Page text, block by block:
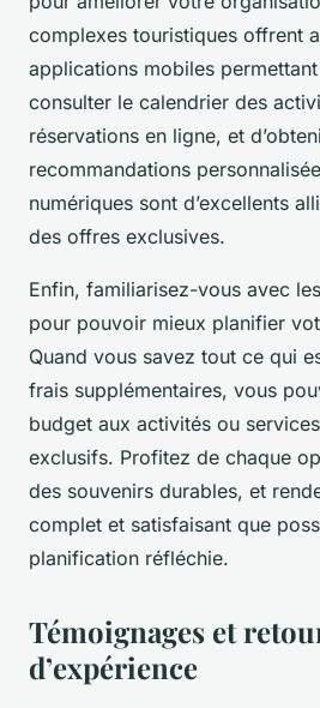
complexes touristiques offrent
applications mobiles
consulter le calendrier des
réservations en ligne, et
recommandations
numériques sont d’excellents
des offres exclusives.
Enfin, familiarisez-vous avec les
pour pouvoir mieux planifier
Quand vous savez tout ce qui
frais supplémentaires, vous
budget aux activités ou
exclusifs. Profitez de chaque
des souvenirs durables, et
complet et satisfaisant que
planification réfléchie.
Témoignages et
d’expérience